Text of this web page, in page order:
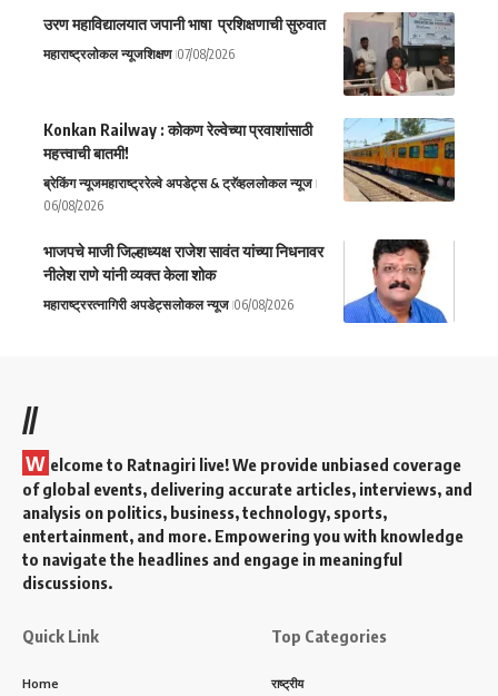
उरण महाविद्यालयात जपानी भाषा प्रशिक्षणाची सुरुवात
महाराष्ट्रलोकल न्यूजशिक्षण 07/08/2026
Konkan Railway : कोकण रेल्वेच्या प्रवाशांसाठी
महत्त्वाची बातमी!
ब्रेकिंग न्यूजमहाराष्ट्ररेल्वे अपडेट्स & ट्रॅव्हललोकल न्यूज
06/08/2026
भाजपचे माजी जिल्हाध्यक्ष राजेश सावंत यांच्या निधनावर
नीलेश राणे यांनी व्यक्त केला शोक
महाराष्ट्ररत्नागिरी अपडेट्सलोकल न्यूज 06/08/2026
//
W elcome to Ratnagiri live! We provide unbiased coverage
of global events, delivering accurate articles, interviews, and
analysis on politics, business, technology, sports,
entertainment, and more. Empowering you with knowledge
to navigate the headlines and engage in meaningful
discussions.
Quick Link
Home
Top Categories
राष्ट्रीय